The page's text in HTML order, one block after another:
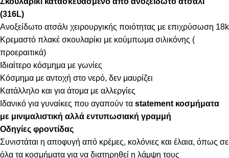
(316L)
Ανοξείδωτο ατσάλι χειρουργικής ποιότητας με επιχρύσωση 18k
Κρεμαστό πλακέ σκουλαρίκι με κούμπωμα σιλικόνης (
προεραιτικά)
Ιδιαίτερο κόσμημα με γωνίες
Κόσμημα με αντοχή στο νερό, δεν μαυρίζει
Κατάλληλο και για άτομα με αλλεργίες
Ιδανικό για γυναίκες που αγαπούν τα statement κοσμήματα
με μινιμαλιστική αλλά εντυπωσιακή γραμμή
Οδηγίες φροντίδας
Συνιστάται η αποφυγή από κρέμες, κολόνιες και έλαια, όπως σε
όλα τα κοσμήματα για να διατηρηθεί η λάμψη τους